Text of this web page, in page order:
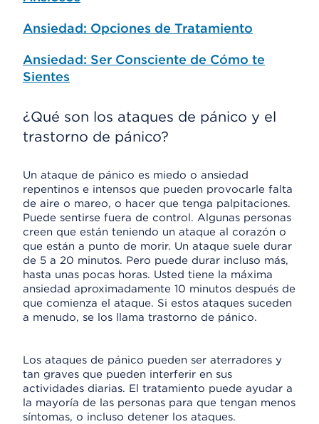
Ansiedad: Opciones de Tratamiento
Ansiedad: Ser Consciente de Cómo te
Sientes
¿Qué son los ataques de pánico y el
trastorno de pánico?
Un ataque de pánico es miedo o ansiedad
repentinos e intensos que pueden provocarle falta
de aire o mareo, o hacer que tenga palpitaciones.
Puede sentirse fuera de control. Algunas personas
creen que están teniendo un ataque al corazón o
que están a punto de morir. Un ataque suele durar
de 5 a 20 minutos. Pero puede durar incluso más,
hasta unas pocas horas. Usted tiene la máxima
ansiedad aproximadamente 10 minutos después de
que comienza el ataque. Si estos ataques suceden
a menudo, se los llama trastorno de pánico.
Los ataques de pánico pueden ser aterradores y
tan graves que pueden interferir en sus
actividades diarias. El tratamiento puede ayudar a
la mayoría de las personas para que tengan menos
síntomas, o incluso detener los ataques.